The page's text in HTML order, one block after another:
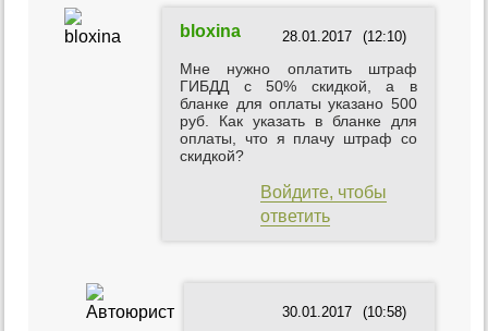
(12:10)
28.01.2017
bloxina
Мне нужно оплатить штраф
ГИБДД с 50% скидкой, а в
бланке для оплаты указано 500
руб. Как указать в бланке для
оплаты, что я плачу штраф со
скидкой?
Войдите, чтобы
ответить
(10:58)
30.01.2017